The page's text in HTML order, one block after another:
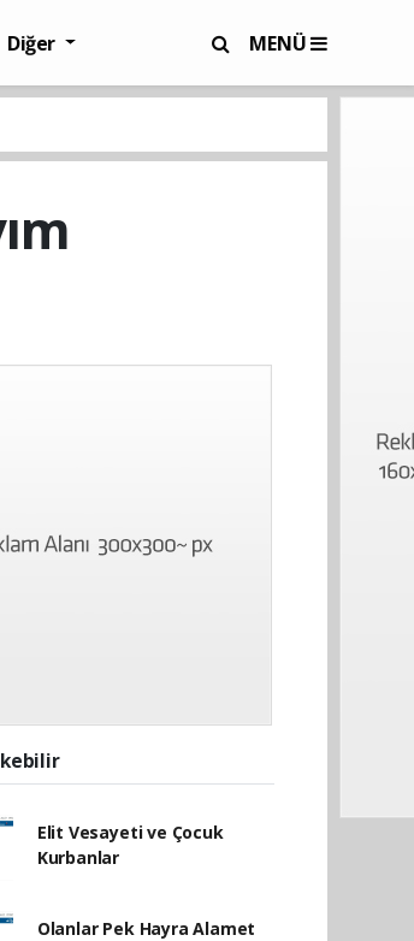
Diğer MENÜ
Elit Vesayeti ve Çocuk
Kurbanlar
Olanlar Pek Hayra Alamet